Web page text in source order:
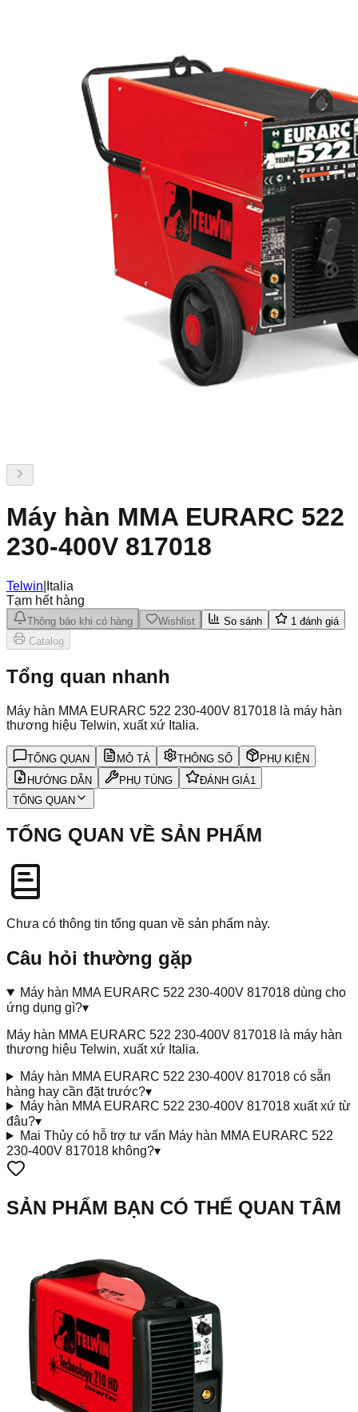
Máy hàn MMA EURARC 522
230-400V 817018
Telwin Italia
Tạm hết hàng
Thông báo khi có hàng Wishlist So sánh 1 đánh giá
Catalog
Tổng quan nhanh
Máy hàn MMA EURARC 522 230-400V 817018 là máy hàn
thương hiệu Telwin, xuất xứ Italia.
TỔNG QUAN MÔ TẢ THÔNG SỐ
PHỤ KIỆN
HƯỚNG DẪN
PHỤ TÙNG ĐÁNH GIÁ1
TỔNG QUAN
TỔNG QUAN VỀ SẢN PHẨM
Chưa có thông tin tổng quan về sản phẩm này.
Câu hỏi thường gặp
Máy hàn MMA EURARC 522 230-400V 817018 dùng cho
ứng dụng gì?▾
Máy hàn MMA EURARC 522 230-400V 817018 là máy hàn
thương hiệu Telwin, xuất xứ Italia.
Máy hàn MMA EURARC 522 230-400V 817018 có sẵn
hàng hay cần đặt trước?▾
Máy hàn MMA EURARC 522 230-400V 817018 xuất xứ từ
đâu?▾
Mai Thủy có hỗ trợ tư vấn Máy hàn MMA EURARC 522
230-400V 817018 không?▾
SẢN PHẨM BẠN CÓ THỂ QUAN TÂM